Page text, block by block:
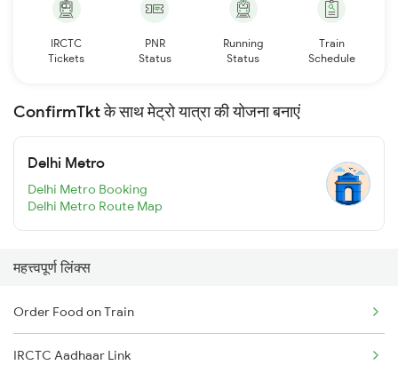
IRCTC
Tickets
PNR
Status
Running
Status
Train
Schedule
ConfirmTkt के साथ मेट्रो यात्रा की योजना बनाएं
Delhi Metro
Delhi Metro Booking
Delhi Metro Route Map
महत्त्वपूर्ण लिंक्स
Order Food on Train
IRCTC Aadhaar Link